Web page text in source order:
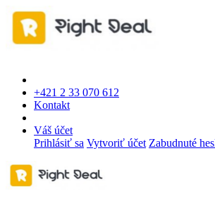
+421 2 33 070 612
Kontakt
Váš účet
Prihlásiť sa Vytvoriť účet Zabudnuté